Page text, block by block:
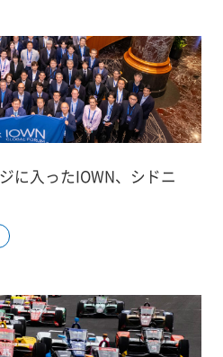
に入ったIOWN、シドニ